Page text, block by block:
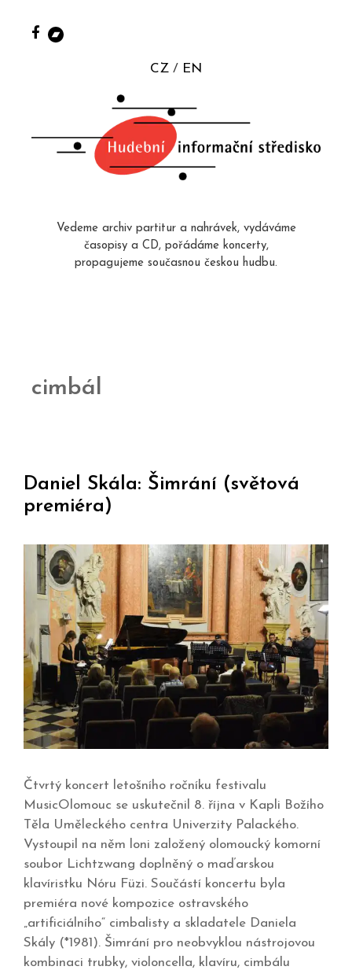
CZ EN
Vedeme archiv partitur a nahrávek, vydáváme
časopisy a CD, pořádáme koncerty,
propagujeme současnou českou hudbu.
cimbál
Daniel Skála: Šimrání (světová
premiéra)
Čtvrtý koncert letošního ročníku festivalu
MusicOlomouc se uskutečnil 8. října v Kapli Božího
Těla Uměleckého centra Univerzity Palackého.
Vystoupil na něm loni založený olomoucký komorní
soubor Lichtzwang doplněný o maďarskou
klavíristku Nóru Füzi. Součástí koncertu byla
premiéra nové kompozice ostravského
„artificiálního“ cimbalisty a skladatele Daniela
Skály (*1981). Šimrání pro neobvyklou nástrojovou
kombinaci trubky, violoncella, klavíru, cimbálu